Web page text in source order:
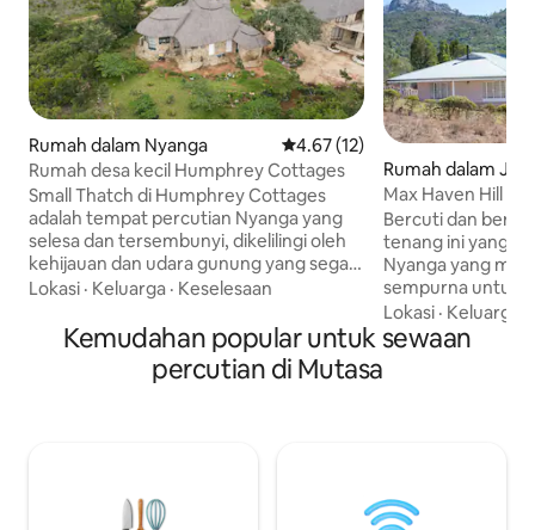
Rumah dalam Nyanga Penarafan purata 4.67
4.67 (12)
Rumah desa kecil Humphrey Cottages
Small Thatch di Humphrey Cottages
adalah tempat percutian Nyanga yang
selesa dan tersembunyi, dikelilingi oleh
kehijauan dan udara gunung yang segar.
Ia adalah pengaturan semula sebenar
berehat, melambatkan diri, dan
menikmati ketenangan dan privasi
sepenuhnya. Luangkan masa anda di
renung bintang. 8 orang boleh tidur
Lokasi · Keluarga · Keselesaan
Rumah dalam
Max Haven Hill
Bercuti dan
tenang ini yang
Nyanga yang
sempurna untuk
timur Zimbabwe,
selesa ini
gunung yang
yang lengkap
Lokasi · Keluarga
Kemudahan popular untuk sewaan
percutian di Mutasa